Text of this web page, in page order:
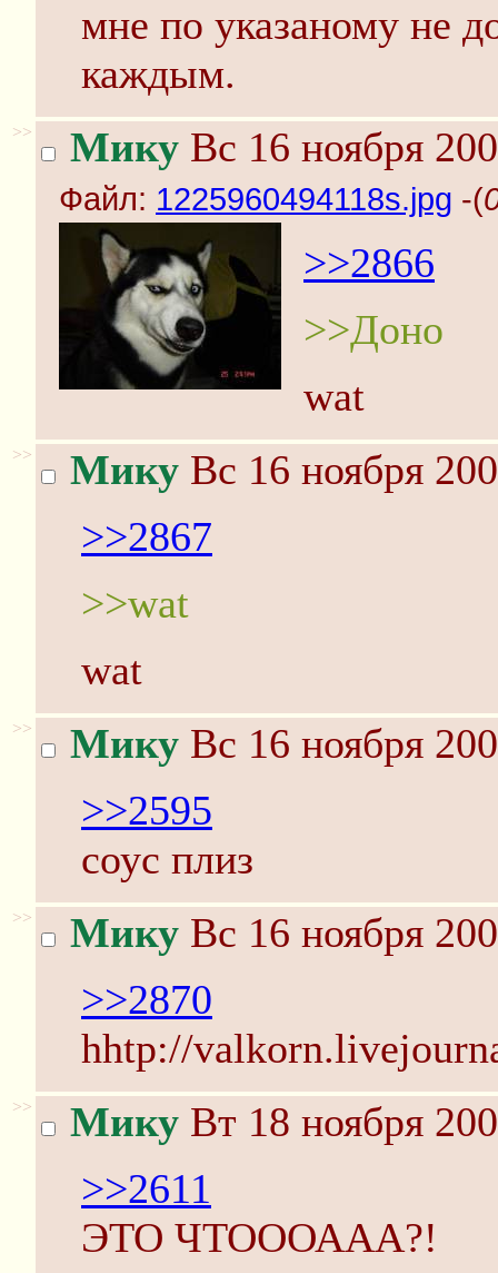
мне по указаному не
каждым.
>> Мику Вс 16 ноября
Файл: 1225960494118s.jpg -(
>>2866
>>Доно
wat
>> Мику Вс 16 ноября
>>2867
>>wat
wat
>> Мику Вс 16 ноября
>>2595
соус плиз
>> Мику Вс 16 ноября
>>2870
hhtp://
>> Мику Вт 18 ноября
>>2611
ЭТО ЧТОООААА?!